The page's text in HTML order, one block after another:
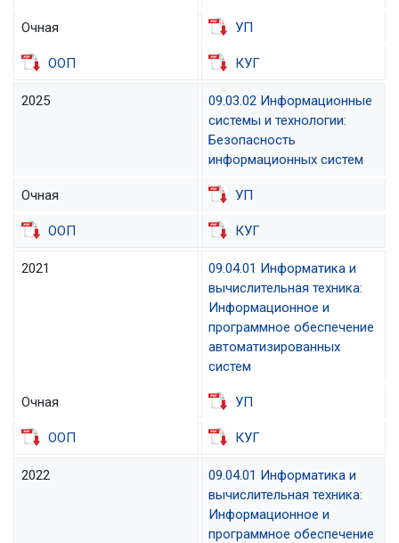
Очная УП
ООП КУГ
2025
09.03.02 Информационные
системы и технологии:
Безопасность
информационных систем
Очная УП
ООП КУГ
2021
09.04.01 Информатика и
вычислительная техника:
Информационное и
программное обеспечение
автоматизированных
систем
Очная УП
ООП КУГ
2022
09.04.01 Информатика и
вычислительная техника:
Информационное и
программное обеспечение